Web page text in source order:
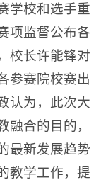
学校和选手重
项监督公布各
校长许能锋对
参赛院校赛出
认为，此次大
融合的目的，
最新发展趋势
教学工作，提